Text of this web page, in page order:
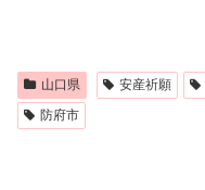
山口県 安産祈願
防府市